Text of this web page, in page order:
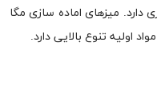
دارد. میزهای اماده سازی مگا
اولیه تنوع بالایی دارد.